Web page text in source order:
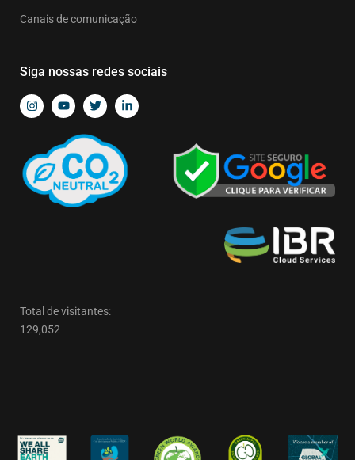
Canais de comunicação
Siga nossas redes sociais
Total de visitantes:
129,052